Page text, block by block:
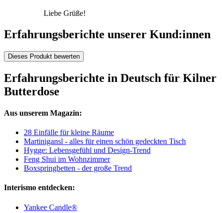
Liebe Grüße!
Erfahrungsberichte unserer Kund:innen
Dieses Produkt bewerten
Erfahrungsberichte in Deutsch für Kilner
Butterdose
Aus unserem Magazin:
28 Einfälle für kleine Räume
Martinigansl - alles für einen schön gedeckten Tisch
Hygge: Lebensgefühl und Design-Trend
Feng Shui im Wohnzimmer
Boxspringbetten - der große Trend
Interismo entdecken:
Yankee Candle®